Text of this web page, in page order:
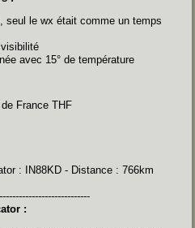
seul le wx était comme un temps
avec 15° de température
France THF
- Distance : 766km
: